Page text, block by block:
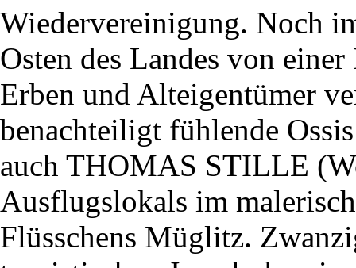
Wiedervereinigung. Noch
Osten des Landes von
Erben und Alteigentümer
benachteiligt fühlende
auch THOMAS STILLE
Ausflugslokals im
Flüsschens Müglitz.